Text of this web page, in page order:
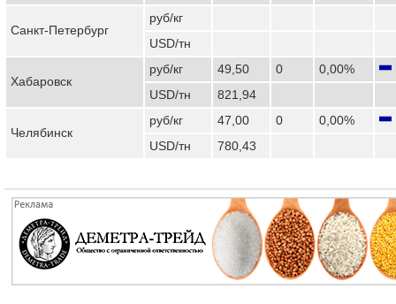
Санкт-Петербург
руб/кг
USD/тн
Хабаровск
руб/кг 49,50 0
0,00%
USD/тн
821,94
Челябинск
руб/кг 47,00 0
0,00%
USD/тн
780,43